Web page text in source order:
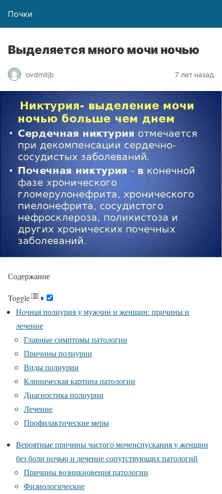
Почки
Выделяется много мочи ночью
ovdmitjb 7 лет назад
Содержание
Toggle
Ночная полиурия у мужчин и женщин: причины и
лечение
Главные симптомы патологии
Причины полиурии
Виды полиурии
Клиническая картина патологии
Диагностика полиурии
Лечение
Профилактические меры
Вероятные причины частого мочеиспускания у женщин
без боли ночью и лечение сопутствующих патологий
Причины возникновения патологии
Физиологические